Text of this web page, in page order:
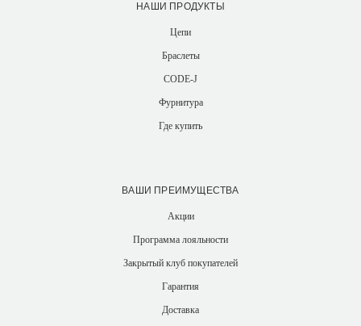
НАШИ ПРОДУКТЫ
Цепи
Браслеты
CODE-J
Фурнитура
Где купить
ВАШИ ПРЕИМУЩЕСТВА
Акции
Программа лояльности
Закрытый клуб покупателей
Гарантия
Доставка